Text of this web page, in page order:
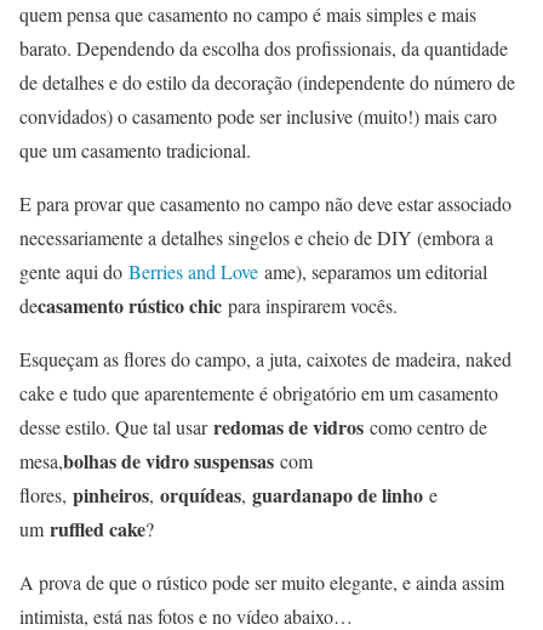
quem pensa que casamento no campo é mais simples e mais
barato. Dependendo da escolha dos profissionais, da quantidade
de detalhes e do estilo da decoração (independente do número de
convidados) o casamento pode ser inclusive (muito!) mais caro
que um casamento tradicional.
E para provar que casamento no campo não deve estar associado
necessariamente a detalhes singelos e cheio de DIY (embora a
gente aqui do Berries and Love ame), separamos um editorial
decasamento rústico chic para inspirarem vocês.
Esqueçam as flores do campo, a juta, caixotes de madeira, naked
cake e tudo que aparentemente é obrigatório em um casamento
desse estilo. Que tal usarredomas de vidros como centro de
mesa,bolhas de vidro suspensas com
flores, pinheiros, orquídeas, guardanapo de linho e
um ruffled cake?
A prova de que o rústico pode ser muito elegante, e ainda assim
intimista, está nas fotos e no vídeo abaixo…